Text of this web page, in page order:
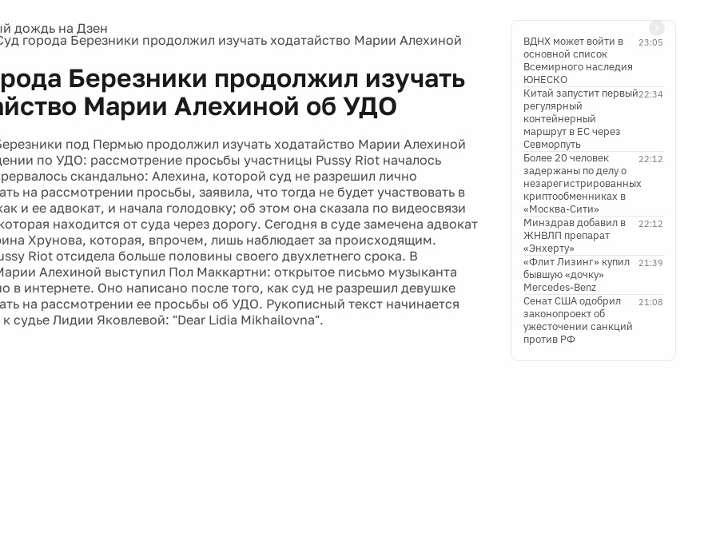
города Березники продолжил изучать ходатайство Марии Алехиной
Березники продолжил изучать
Марии Алехиной об УДО
под Пермью продолжил изучать ходатайство Марии Алехиной
по УДО: рассмотрение просьбы участницы Pussy Riot началось
скандально: Алехина, которой суд не разрешил лично
на рассмотрении просьбы, заявила, что тогда не будет участвовать в
и ее адвокат, и начала голодовку; об этом она сказала по видеосвязи
находится от суда через дорогу. Сегодня в суде замечена адвокат
Хрунова, которая, впрочем, лишь наблюдает за происходящим.
Riot отсидела больше половины своего двухлетнего срока. В
Алехиной выступил Пол Маккартни: открытое письмо музыканта
в интернете. Оно написано после того, как суд не разрешил девушке
на рассмотрении ее просьбы об УДО. Рукописный текст начинается
судье Лидии Яковлевой: "Dear Lidia Mikhailovna".
23:05
ВДНХ может войти в
основной список
Всемирного наследия
ЮНЕСКО
22:34
Китай запустит первый
регулярный
контейнерный
маршрут в ЕС через
Севморпуть
22:12
Более 20 человек
задержаны по делу о
незарегистрированных
криптообменниках в
«Москва-Сити»
22:12
Минздрав добавил в
ЖНВЛП препарат
«Энхерту»
21:39
«Флит Лизинг» купил
бывшую «дочку»
Mercedes-Benz
21:08
Сенат США одобрил
законопроект об
ужесточении санкций
против РФ